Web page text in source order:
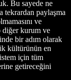
Bu sayede ne
tekrardan paylaşma
ve
diğer kurum ve
bir adım olarak
kültürünün en
için tüm
getireceğini